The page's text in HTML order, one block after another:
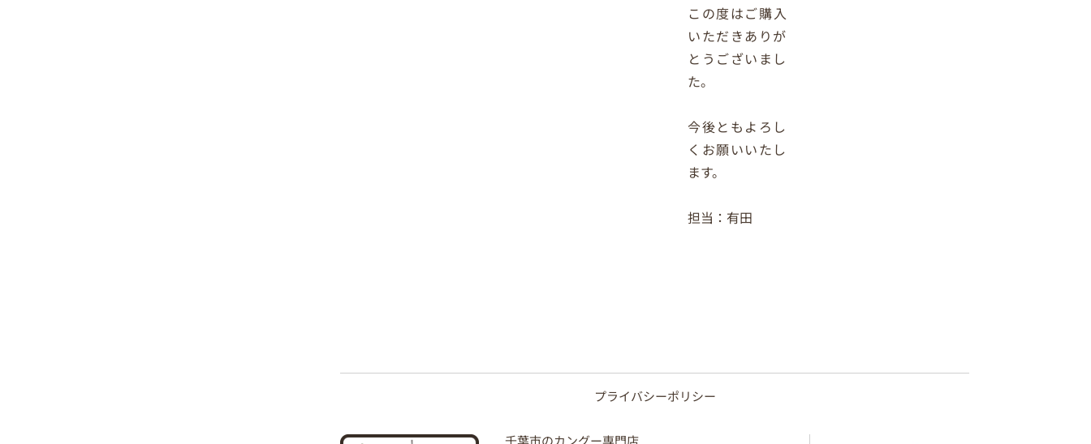
この度はご購入
いただきありが
とうございまし
た。
今後ともよろし
くお願いいたし
ます。
担当：有田
プライバシーポリシー
千葉市のカングー専門店